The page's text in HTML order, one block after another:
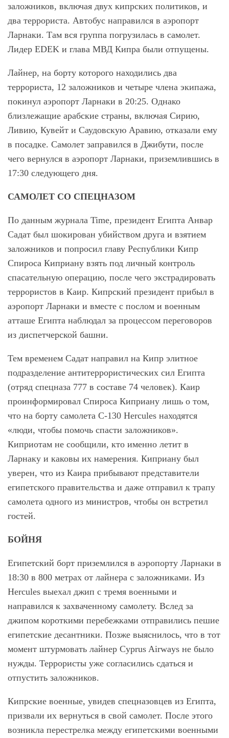
заложников, включая двух кипрских политиков, и
два террориста. Автобус направился в аэропорт
Ларнаки. Там вся группа погрузилась в самолет.
Лидер EDEK и глава МВД Кипра были отпущены.
Лайнер, на борту которого находились два
террориста, 12 заложников и четыре члена экипажа,
покинул аэропорт Ларнаки в 20:25. Однако
близлежащие арабские страны, включая Сирию,
Ливию, Кувейт и Саудовскую Аравию, отказали ему
в посадке. Самолет заправился в Джибути, после
чего вернулся в аэропорт Ларнаки, приземлившись в
17:30 следующего дня.
САМОЛЕТ СО СПЕЦНАЗОМ
По данным журнала Time, президент Египта Анвар
Садат был шокирован убийством друга и взятием
заложников и попросил главу Республики Кипр
Спироса Киприану взять под личный контроль
спасательную операцию, после чего экстрадировать
террористов в Каир. Кипрский президент прибыл в
аэропорт Ларнаки и вместе с послом и военным
атташе Египта наблюдал за процессом переговоров
из диспетчерской башни.
Тем временем Садат направил на Кипр элитное
подразделение антитеррористических сил Египта
(отряд спецназа 777 в составе 74 человек). Каир
проинформировал Спироса Киприану лишь о том,
что на борту самолета C-130 Hercules находятся
«люди, чтобы помочь спасти заложников».
Киприотам не сообщили, кто именно летит в
Ларнаку и каковы их намерения. Киприану был
уверен, что из Каира прибывают представители
египетского правительства и даже отправил к трапу
самолета одного из министров, чтобы он встретил
гостей.
БОЙНЯ
Египетский борт приземлился в аэропорту Ларнаки в
18:30 в 800 метрах от лайнера с заложниками. Из
Hercules выехал джип с тремя военными и
направился к захваченному самолету. Вслед за
джипом короткими перебежками отправились пешие
египетские десантники. Позже выяснилось, что в тот
момент штурмовать лайнер Cyprus Airways не было
нужды. Террористы уже согласились сдаться и
отпустить заложников.
Кипрские военные, увидев спецназовцев из Египта,
призвали их вернуться в свой самолет. После этого
возникла перестрелка между египетскими военными